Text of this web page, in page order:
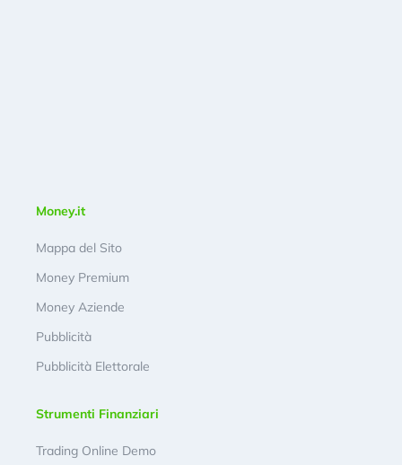
Money.it
Mappa del Sito
Money Premium
Money Aziende
Pubblicità
Pubblicità Elettorale
Strumenti Finanziari
Trading Online Demo